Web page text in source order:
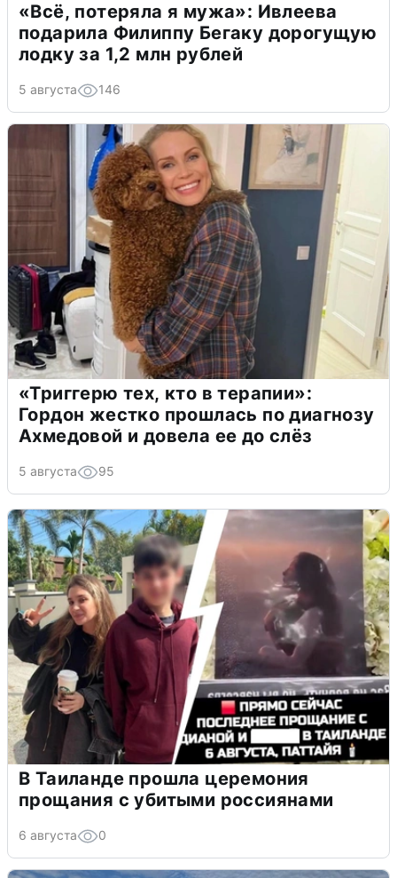
«Всё, потеряла я мужа»: Ивлеева
подарила Филиппу Бегаку дорогущую
лодку за 1,2 млн рублей
5 августа 146
«Триггерю тех, кто в терапии»:
Гордон жестко прошлась по диагнозу
Ахмедовой и довела ее до слёз
5 августа 95
В Таиланде прошла церемония
прощания с убитыми россиянами
6 августа 0